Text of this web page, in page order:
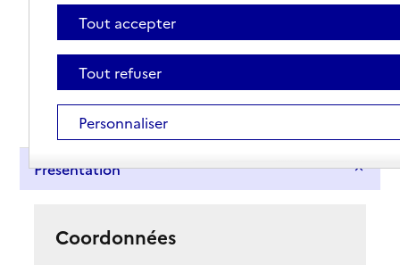
Tout déplier
Présentation
Coordonnées
Tout accepter
Tout refuser
Personnaliser